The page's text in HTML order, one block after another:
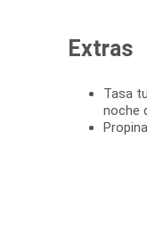
Extras
Tasa
noche